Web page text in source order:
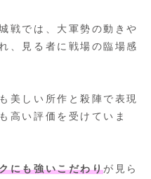
戦では、大軍勢の動きや
、見る者に戦場の臨場感
美しい所作と殺陣で表現
高い評価を受けていま
にも強いこだわりが見ら